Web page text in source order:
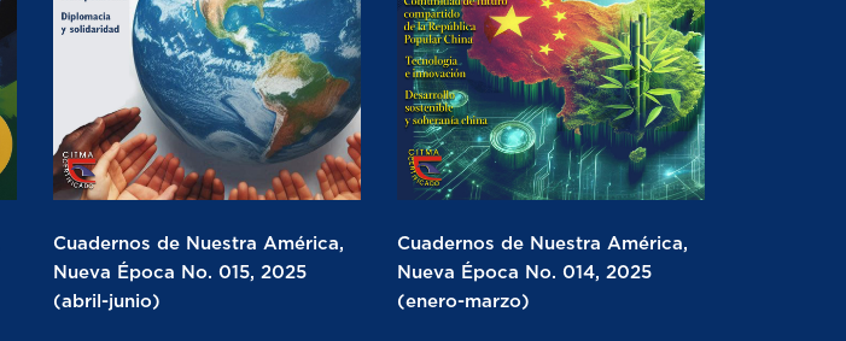
Cuadernos de Nuestra América,
Nueva Época No. 015, 2025
(abril-junio)
Cuadernos de Nuestra América,
Nueva Época No. 014, 2025
(enero-marzo)